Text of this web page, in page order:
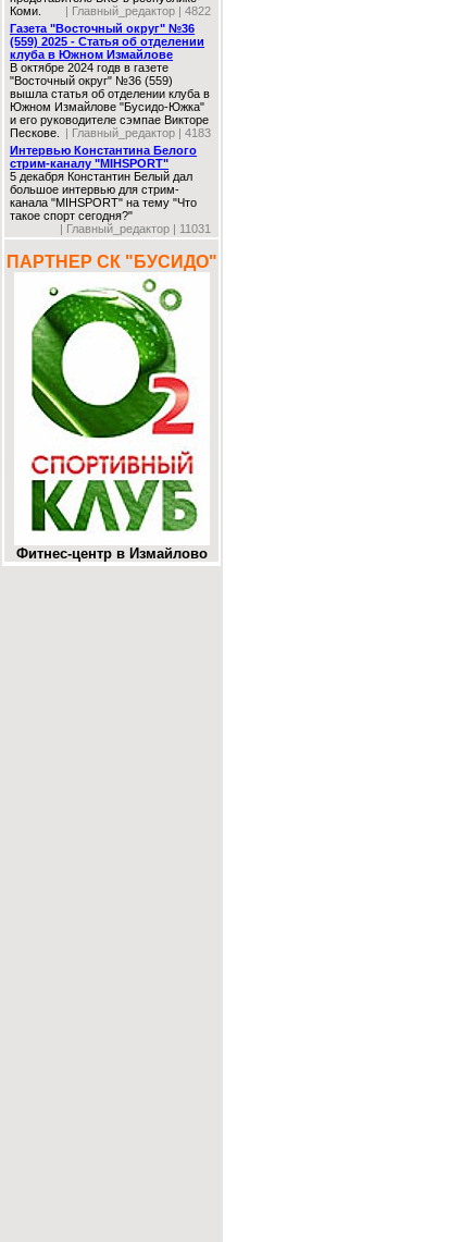
Коми.
| Главный_редактор | 4822
Газета "Восточный округ" №36
(559) 2025 - Статья об отделении
клуба в Южном Измайлове
В октябре 2024 годв в газете
"Восточный округ" №36 (559)
вышла статья об отделении клуба в
Южном Измайлове "Бусидо-Южка"
и его руководителе сэмпае Викторе
Пескове.
| Главный_редактор | 4183
Интервью Константина Белого
стрим-каналу "MIHSPORT"
5 декабря Константин Белый дал
большое интервью для стрим-
канала "MIHSPORT" на тему "Что
такое спорт сегодня?"
| Главный_редактор | 11031
ПАРТНЕР СК "БУСИДО"
Фитнес-центр в Измайлово